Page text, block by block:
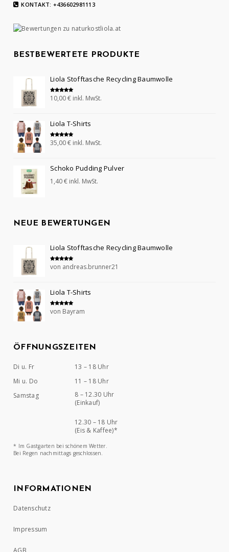
KONTAKT: +436602981113
BESTBEWERTETE PRODUKTE
Liola Stofftasche Recycling Baumwolle
Bewertet mit
5.00
10,00€ inkl. MwSt.
Liola T-Shirts
Bewertet mit
5.00
35,00€ inkl. MwSt.
Schoko Pudding Pulver
1,40€ inkl. MwSt.
NEUE BEWERTUNGEN
Liola Stofftasche Recycling Baumwolle
Bewertet mit
von andreas.brunner21
Liola T-Shirts
Bewertet mit
von Bayram
ÖFFNUNGSZEITEN
Di u. Fr
13 – 18 Uhr
Mi u. Do
11 – 18 Uhr
Samstag
8 – 12.30 Uhr
(Einkauf)
12.30 – 18 Uhr
(Eis & Kaffee)*
* Im Gastgarten bei schönem Wetter.
Bei Regen nachmittags geschlossen.
INFORMATIONEN
Datenschutz
Impressum